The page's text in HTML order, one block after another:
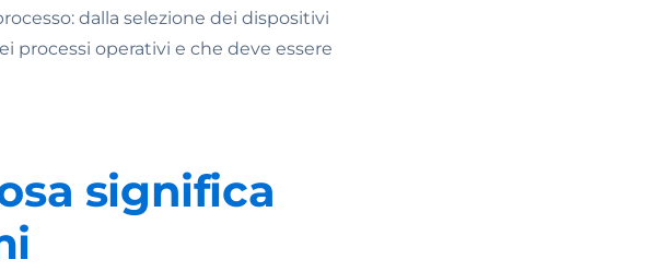
dalla selezione dei dispositivi
processi operativi e che deve essere
significa